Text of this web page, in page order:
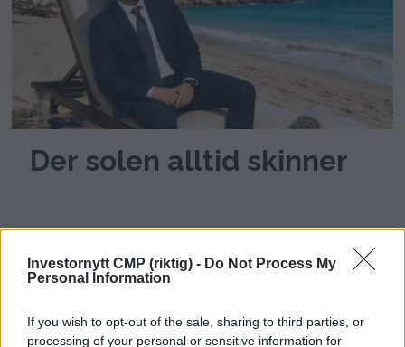
Investornytt CMP (riktig) - Do Not Process My
Personal Information
If you wish to opt-out of the sale, sharing to third parties, or
processing of your personal or sensitive information for
Der solen alltid skinner